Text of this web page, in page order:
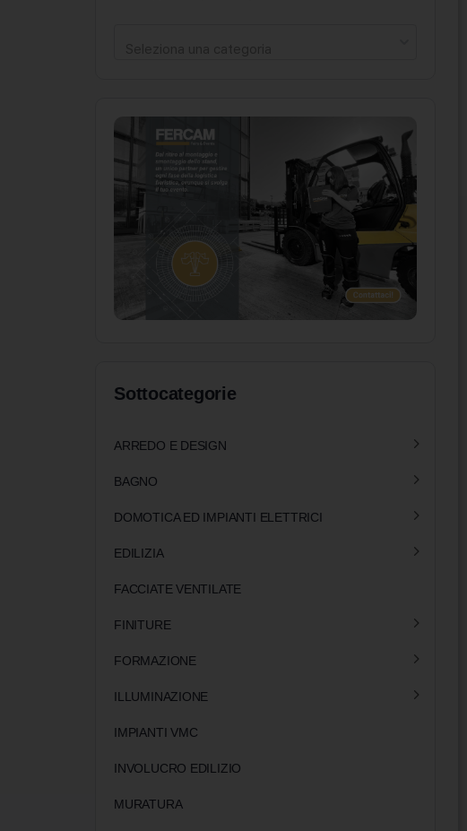
Sottocategorie
ARREDO E DESIGN
BAGNO
DOMOTICA ED IMPIANTI ELETTRICI
EDILIZIA
FACCIATE VENTILATE
FINITURE
FORMAZIONE
ILLUMINAZIONE
IMPIANTI VMC
INVOLUCRO EDILIZIO
MURATURA